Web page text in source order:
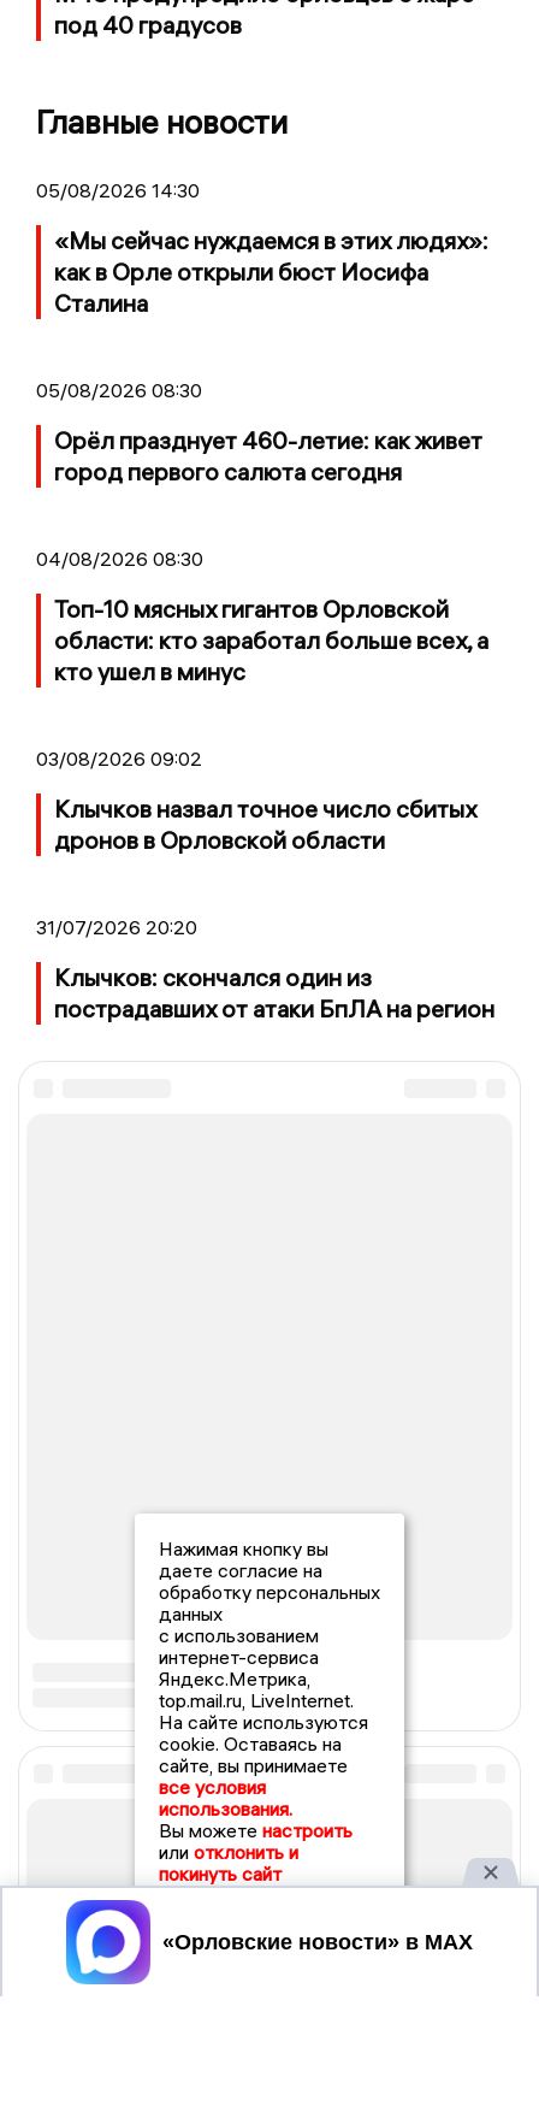
под 40 градусов
Главные новости
05/08/2026 14:30
«Мы сейчас нуждаемся в этих людях»:
как в Орле открыли бюст Иосифа
Сталина
05/08/2026 08:30
Орёл празднует 460-летие: как живет
город первого салюта сегодня
04/08/2026 08:30
Топ-10 мясных гигантов Орловской
области: кто заработал больше всех, а
кто ушел в минус
03/08/2026 09:02
Клычков назвал точное число сбитых
дронов в Орловской области
31/07/2026 20:20
Клычков: скончался один из
пострадавших от атаки БпЛА на регион
Нажимая кнопку вы
даете согласие на
обработку персональных
данных
с использованием
интернет-сервиса
Яндекс.Метрика,
top.mail.ru, LiveInternet.
На сайте используются
cookie. Оставаясь на
сайте, вы принимаете
все условия
использования.
Вы можете настроить
или отклонить и
покинуть сайт
Принять